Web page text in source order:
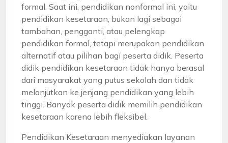
formal. Saat ini, pendidikan nonformal ini, yaitu
pendidikan kesetaraan, bukan lagi sebagai
tambahan, pengganti, atau pelengkap
pendidikan formal, tetapi merupakan pendidikan
alternatif atau pilihan bagi peserta didik. Peserta
didik pendidikan kesetaraan tidak hanya berasal
dari masyarakat yang putus sekolah dan tidak
melanjutkan ke jenjang pendidikan yang lebih
tinggi. Banyak peserta didik memilih pendidikan
kesetaraan karena lebih fleksibel.
Pendidikan Kesetaraan menyediakan layanan